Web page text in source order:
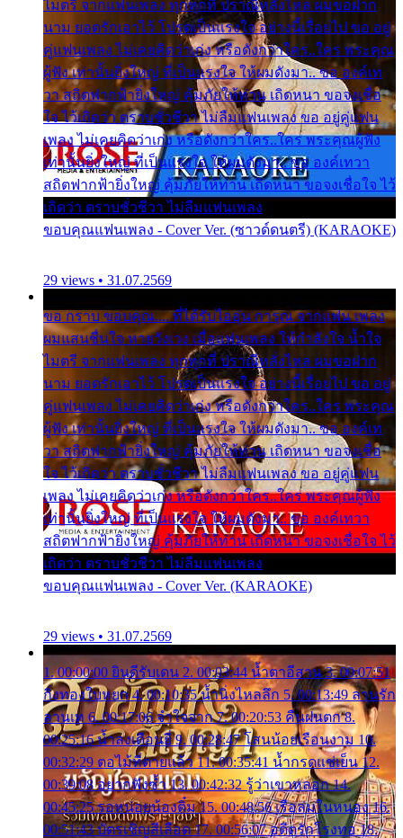
ไมตรี จากแฟนเพลง ทุกทุกที่ ปราณีหลั่งไหล ผมขอฝาก
นาม ยอดรักเอาไว้ โปรดเป็นแรงใจ อย่างนี้เรื่อยไป ขอ อยู่
คู่แฟนเพลง ไม่เคยคิดว่าเก่ง หรือดังกว่าใคร..ใคร พระคุณ
ผู้ฟัง เท่านั้นยิ่งใหญ่ ที่เป็นแรงใจ ให้ผมดังมา.. ขอ องค์เท
วา สถิตฟากฟ้ายิ่งใหญ่ คุ้มภัยให้ท่าน เถิดหนา ขอจงเชื่อ
ใจ ไว้เถิดว่า ตราบชั่วชีวา ไม่ลืมแฟนเพลง ขอ อยู่คู่แฟน
เพลง ไม่เคยคิดว่าเก่ง หรือดังกว่าใคร..ใคร พระคุณผู้ฟัง
เท่านั้นยิ่งใหญ่ ที่เป็นแรงใจ ให้ผมดังมา.. ขอ องค์เทวา
สถิตฟากฟ้ายิ่งใหญ่ คุ้มภัยให้ท่าน เถิดหนา ขอจงเชื่อใจ ไว้
เถิดว่า ตราบชั่วชีวา ไม่ลืมแฟนเพลง
ขอบคุณแฟนเพลง - Cover Ver. (ซาวด์ดนตรี) (KARAOKE)
29 views • 31.07.2569
ขอ กราบ ขอบคุณ.... ที่ได้รับไออุ่น การุณ จากแฟน เพลง
ผมแสนชื่นใจ หายวังเวง เมื่อแฟนเพลง ให้กำลังใจ น้ำใจ
ไมตรี จากแฟนเพลง ทุกทุกที่ ปราณีหลั่งไหล ผมขอฝาก
นาม ยอดรักเอาไว้ โปรดเป็นแรงใจ อย่างนี้เรื่อยไป ขอ อยู่
คู่แฟนเพลง ไม่เคยคิดว่าเก่ง หรือดังกว่าใคร..ใคร พระคุณ
ผู้ฟัง เท่านั้นยิ่งใหญ่ ที่เป็นแรงใจ ให้ผมดังมา.. ขอ องค์เท
วา สถิตฟากฟ้ายิ่งใหญ่ คุ้มภัยให้ท่าน เถิดหนา ขอจงเชื่อ
ใจ ไว้เถิดว่า ตราบชั่วชีวา ไม่ลืมแฟนเพลง ขอ อยู่คู่แฟน
เพลง ไม่เคยคิดว่าเก่ง หรือดังกว่าใคร..ใคร พระคุณผู้ฟัง
เท่านั้นยิ่งใหญ่ ที่เป็นแรงใจ ให้ผมดังมา.. ขอ องค์เทวา
สถิตฟากฟ้ายิ่งใหญ่ คุ้มภัยให้ท่าน เถิดหนา ขอจงเชื่อใจ ไว้
เถิดว่า ตราบชั่วชีวา ไม่ลืมแฟนเพลง
ขอบคุณแฟนเพลง - Cover Ver. (KARAOKE)
29 views • 31.07.2569
1. 00:00:00 ยินดีรับเดน 2. 00:03:44 น้ำตาอีสาน 3. 00:07:51
กิ่งทองใบหยก 4. 00:10:35 น้ำนิ่งไหลลึก 5. 00:13:49 ลานรัก
ลานเท 6. 00:17:06 จำใจจาก 7. 00:20:53 คืนฝนตก 8.
00:25:16 น้ำลงเดือนยี่ 9. 00:28:47 โสนน้อยเรือนงาม 10.
00:32:29 ตอไม้ที่ตายแล้ว 11. 00:35:41 น้ำกรดแช่เย็น 12.
00:39:08 อยากฟังซ้ำ 13. 00:42:32 รู้ว่าเขาหลอก 14.
00:45:25 รอหน่อยน้องติ๋ม 15. 00:48:56 เรือล่มในหนอง 16.
00:51:43 บัตรเชิญสีเลือด 17. 00:56:07 อดีตรักโรงทอ 18.